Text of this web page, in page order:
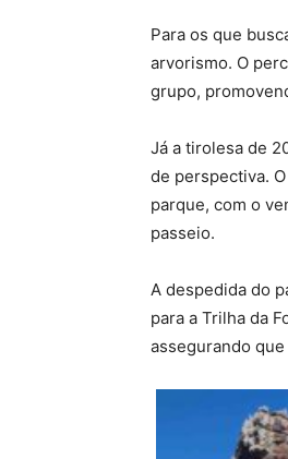
Para os que
arvorismo. O
grupo,
Já a tirolesa de
de perspectiva.
parque, com o
passeio.
A despedida do
para a Trilha da
assegurando